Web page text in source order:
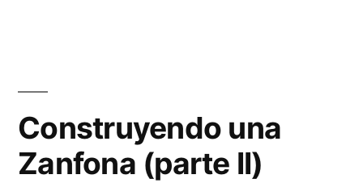
Construyendo una
Zanfona (parte II)